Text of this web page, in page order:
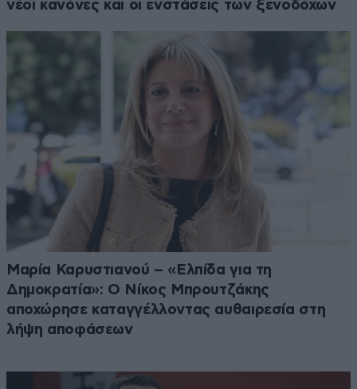
νέοι κανόνες και οι ενστάσεις των ξενοδόχων
Μαρία Καρυστιανού – «Ελπίδα για τη
Δημοκρατία»: Ο Νίκος Μπρουτζάκης
αποχώρησε καταγγέλλοντας αυθαιρεσία στη
λήψη αποφάσεων